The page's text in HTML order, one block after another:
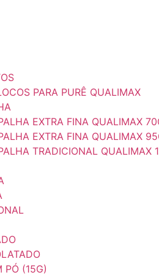
PARA PURÊ QUALIMAX
EXTRA FINA QUALIMAX
EXTRA FINA QUALIMAX
TRADICIONAL QUALIMAX
PÓ (15G)